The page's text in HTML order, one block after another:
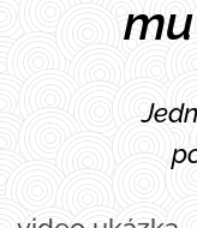
🤍